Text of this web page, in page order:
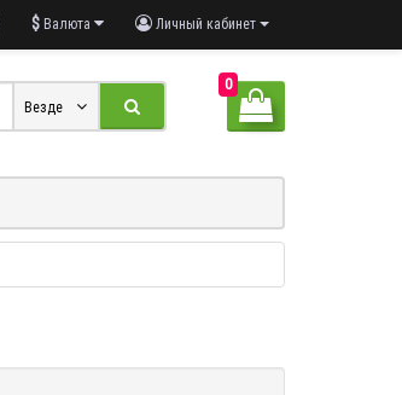
Личный кабинет
$ Валюта
0
Везде